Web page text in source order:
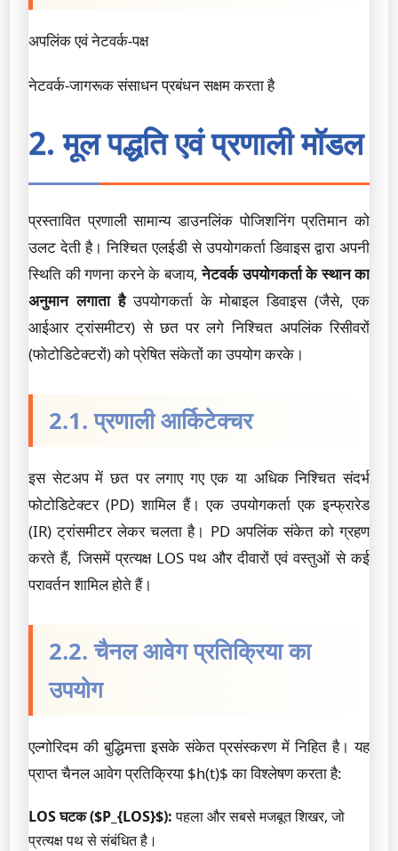
अपलिंक एवं नेटवर्क-पक्ष
नेटवर्क-जागरूक संसाधन प्रबंधन सक्षम करता है
2. मूल पद्धति एवं प्रणाली मॉडल
प्रस्तावित प्रणाली सामान्य डाउनलिंक पोजिशनिंग प्रतिमान को
उलट देती है। निश्चित एलईडी से उपयोगकर्ता डिवाइस द्वारा अपनी
स्थिति की गणना करने के बजाय,नेटवर्क उपयोगकर्ता के स्थान का
अनुमान लगाता हैउपयोगकर्ता के मोबाइल डिवाइस (जैसे, एक
आईआर ट्रांसमीटर) से छत पर लगे निश्चित अपलिंक रिसीवरों
(फोटोडिटेक्टरों) को प्रेषित संकेतों का उपयोग करके।
2.1. प्रणाली आर्किटेक्चर
इस सेटअप में छत पर लगाए गए एक या अधिक निश्चित संदर्भ
फोटोडिटेक्टर (PD) शामिल हैं। एक उपयोगकर्ता एक इन्फ्रारेड
(IR) ट्रांसमीटर लेकर चलता है। PD अपलिंक संकेत को ग्रहण
करते हैं, जिसमें प्रत्यक्ष LOS पथ और दीवारों एवं वस्तुओं से कई
परावर्तन शामिल होते हैं।
2.2. चैनल आवेग प्रतिक्रिया का
उपयोग
एल्गोरिदम की बुद्धिमत्ता इसके संकेत प्रसंस्करण में निहित है। यह
प्राप्त चैनल आवेग प्रतिक्रिया $h(t)$ का विश्लेषण करता है:
LOS घटक ($P_{LOS}$):पहला और सबसे मजबूत शिखर, जो
प्रत्यक्ष पथ से संबंधित है।